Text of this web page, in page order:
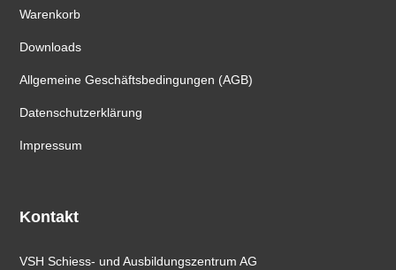
Warenkorb
Downloads
Allgemeine Geschäftsbedingungen (AGB)
Datenschutzerklärung
Impressum
Kontakt
VSH Schiess- und Ausbildungszentrum AG